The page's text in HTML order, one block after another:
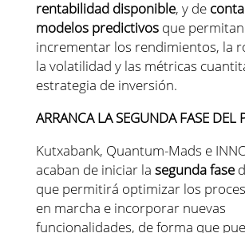
rentabilidad disponible, y de
modelos predictivosque permitan
incrementar los rendimientos, la
la volatilidad y las métricas
estrategia de inversión.
ARRANCA LA SEGUNDA FASE DEL
Kutxabank, Quantum-Mads e
acaban de iniciar la segunda fase
que permitirá optimizar los
en marcha e incorporar nuevas
funcionalidades, de forma que